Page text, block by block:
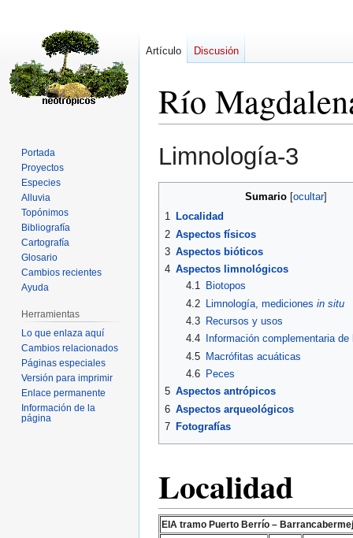
Río
Ir
a
la
Ir
a
la
Limnología-3
Sumario
1 Localidad
2 Aspectos físicos
3 Aspectos bióticos
4 Aspectos limnológicos
4.1
Biotopos
4.2
Limnología, mediciones in situ
4.3
Recursos y usos
4.4
Información complementaria
4.5 Macrófitas acuáticas
4.6
Peces
5 Aspectos antrópicos
6 Aspectos arqueológicos
7 Fotografías
Localidad
EIA tramo Puerto Berrío –
Artículo Discusión
Portada
Proyectos
Especies
Alluvia
Topónimos
Bibliografía
Cartografía
Glosario
Cambios recientes
Ayuda
Herramientas
Lo que enlaza aquí
Cambios relacionados
Páginas especiales
Versión para imprimir
Enlace permanente
Información de la
página